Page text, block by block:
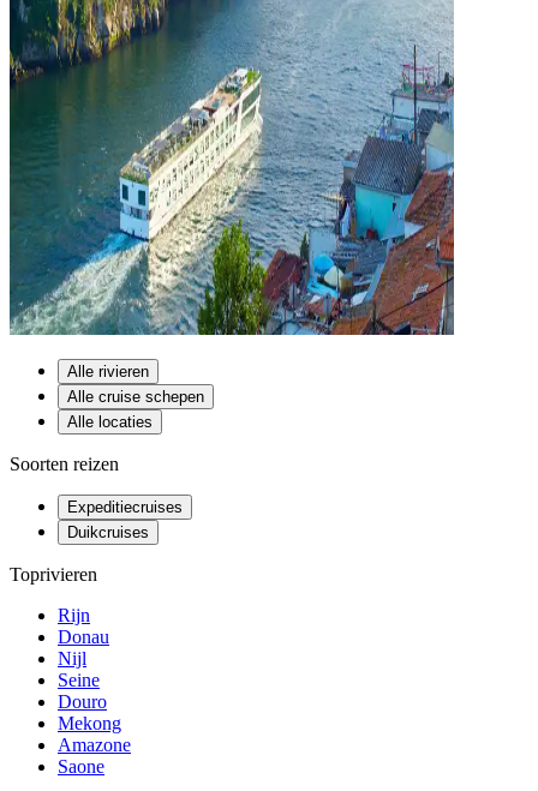
Alle rivieren
Alle cruise schepen
Alle locaties
Soorten reizen
Expeditiecruises
Duikcruises
Toprivieren
Rijn
Donau
Nijl
Seine
Douro
Mekong
Amazone
Saone